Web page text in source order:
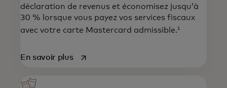
déclaration de revenus et économisez jusqu’à
30 % lorsque vous payez vos services fiscaux
avec votre carte Mastercard admissible. 1
En savoir pluss’ouvre dans un nouvel onglet